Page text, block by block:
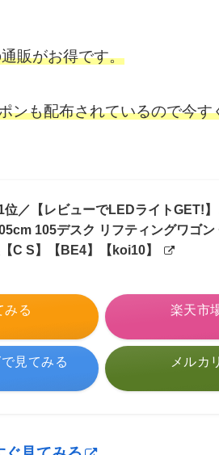
販がお得です。
ンも配布されているので今
／【レビューでLEDライトGET!
105デスク リフティングワゴ
C S】【BE4】【koi10】
みる 楽天市
見てみる メルカ